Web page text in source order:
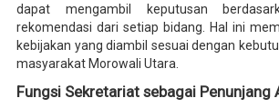
dapat mengambil keputusan
rekomendasi dari setiap bidang. Hal ini
kebijakan yang diambil sesuai dengan
masyarakat Morowali Utara.
Fungsi Sekretariat sebagai Penunjang